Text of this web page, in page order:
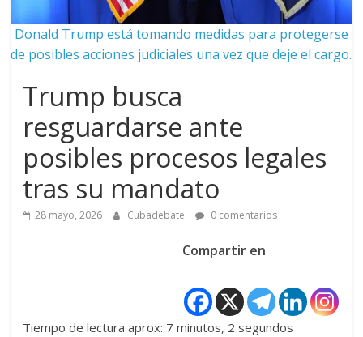
Donald Trump está tomando medidas para protegerse
de posibles acciones judiciales una vez que deje el cargo.
Trump busca
resguardarse ante
posibles procesos legales
tras su mandato
28 mayo, 2026 Cubadebate 0 comentarios
Compartir en
Tiempo de lectura aprox: 7 minutos, 2 segundos